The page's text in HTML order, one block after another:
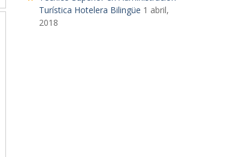
Turística Hotelera Bilingüe 1 abril,
2018